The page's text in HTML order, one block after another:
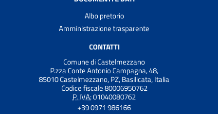
Albo pretorio
Amministrazione trasparente
CONTATTI
Comune di Castelmezzano
P.zza Conte Antonio Campagna, 48,
85010 Castelmezzano, PZ, Basilicata, Italia
Codice fiscale 80006950762
P. IVA:01040080762
+39 0971 986166